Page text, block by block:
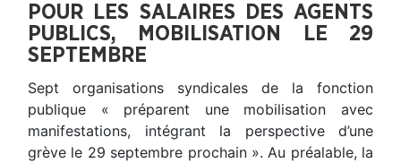
POUR LES SALAIRES DES AGENTS
PUBLICS, MOBILISATION LE 29
SEPTEMBRE
Sept organisations syndicales de la fonction
publique « préparent une mobilisation avec
manifestations, intégrant la perspective d’une
grève le 29 septembre prochain ». Au préalable, la